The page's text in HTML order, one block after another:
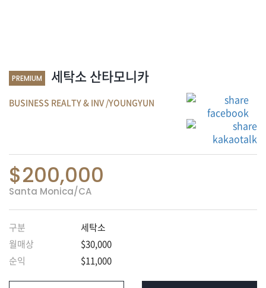
전문업
체
켓
세
오
늘
광
고
PREMIUM 세탁소 산타모니카
BUSINESS REALTY & INV /YOUNGYUN
$200,000
Santa Monica/CA
구분
세탁소
월매상
$30,000
순익
$11,000